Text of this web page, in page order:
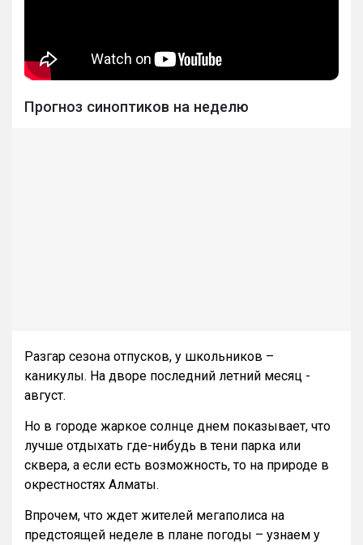
Прогноз синоптиков на неделю
Разгар сезона отпусков, у школьников –
каникулы. На дворе последний летний месяц -
август.
Но в городе жаркое солнце днем показывает, что
лучше отдыхать где-нибудь в тени парка или
сквера, а если есть возможность, то на природе в
окрестностях Алматы.
Впрочем, что ждет жителей мегаполиса на
предстоящей неделе в плане погоды – узнаем у